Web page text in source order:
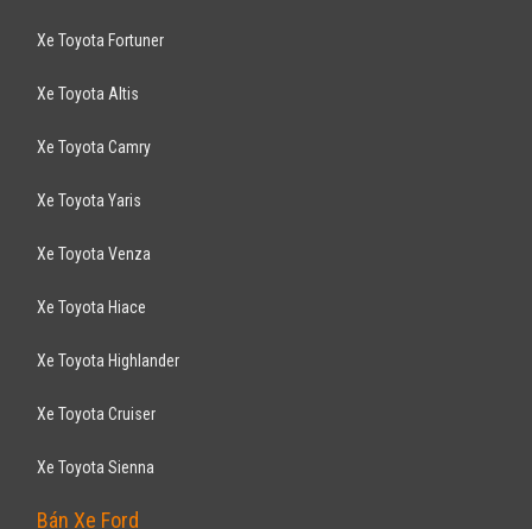
Xe Toyota Fortuner
Xe Toyota Altis
Xe Toyota Camry
Xe Toyota Yaris
Xe Toyota Venza
Xe Toyota Hiace
Xe Toyota Highlander
Xe Toyota Cruiser
Xe Toyota Sienna
Bán Xe Ford